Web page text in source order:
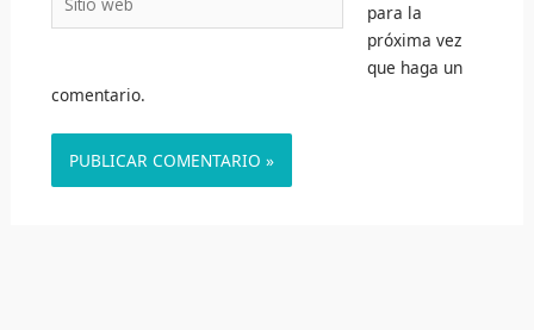
para la
próxima vez
que haga un
comentario.